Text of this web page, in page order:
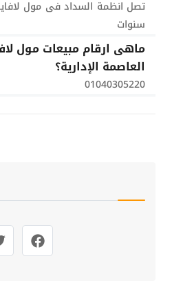
سنوات
ماهى ارقام مبيعات مول
العاصمة الإدارية؟
01040305220